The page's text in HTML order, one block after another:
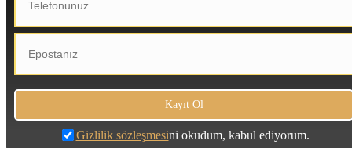
Gizlilik sözleşmesini okudum, kabul ediyorum.